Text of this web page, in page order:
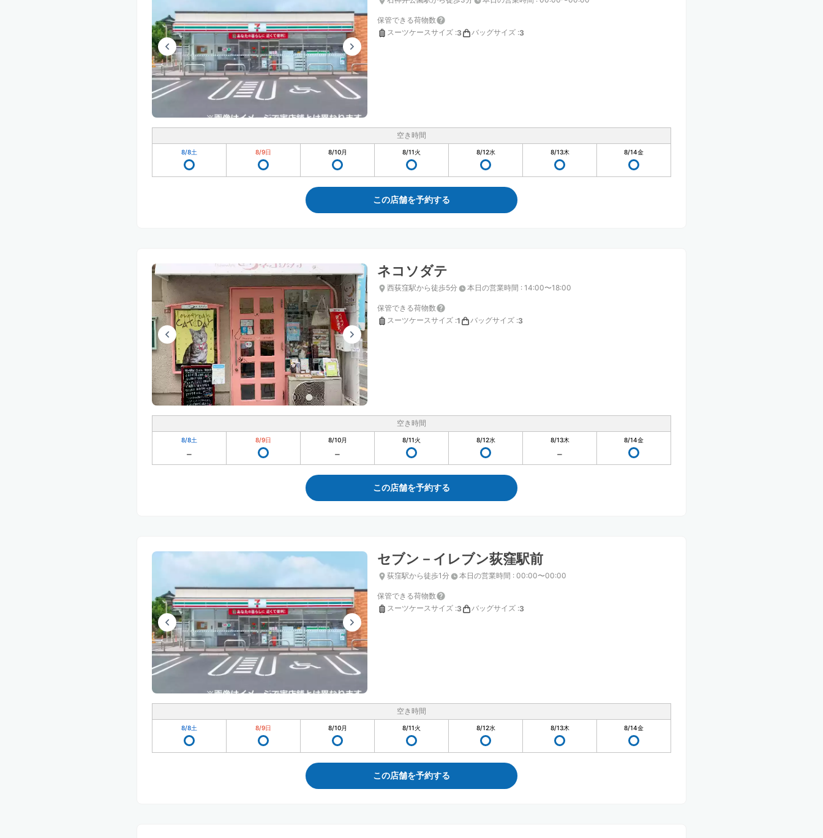
保管できる荷物数
スーツケースサイズ :3 バッグサイズ :3
空き時間
8/8土 8/9日 8/10月 8/11火 8/12水 8/13木 8/14金
この店舗を予約する
ネコソダテ
西荻窪駅から徒歩5分 本日の営業時間 : 14:00〜18:00
保管できる荷物数
スーツケースサイズ :1 バッグサイズ :3
空き時間
8/8土 8/9日 8/10月 8/11火 8/12水 8/13木 8/14金
この店舗を予約する
セブン－イレブン荻窪駅前
荻窪駅から徒歩1分 本日の営業時間 : 00:00〜00:00
保管できる荷物数
スーツケースサイズ :3 バッグサイズ :3
空き時間
8/8土 8/9日 8/10月 8/11火 8/12水 8/13木 8/14金
この店舗を予約する